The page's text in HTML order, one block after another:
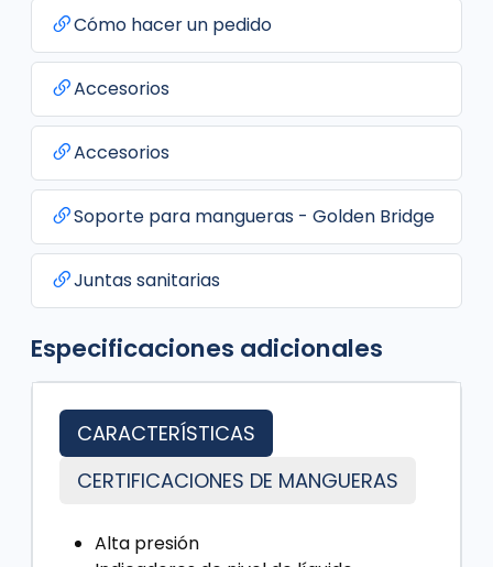
Cómo hacer un pedido
Accesorios
Accesorios
Soporte para mangueras - Golden Bridge
Juntas sanitarias
Especificaciones adicionales
CARACTERÍSTICAS
CERTIFICACIONES DE MANGUERAS
Alta presión